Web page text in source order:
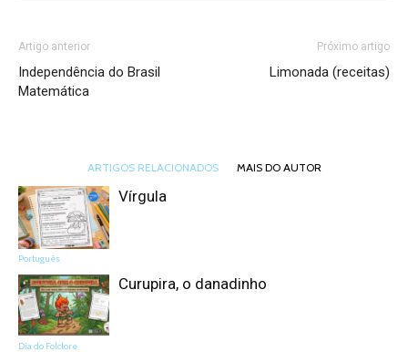
Artigo anterior
Independência do Brasil
Matemática
Próximo artigo
Limonada (receitas)
ARTIGOS RELACIONADOS MAIS DO AUTOR
Português
Vírgula
Dia do Folclore
Curupira, o danadinho